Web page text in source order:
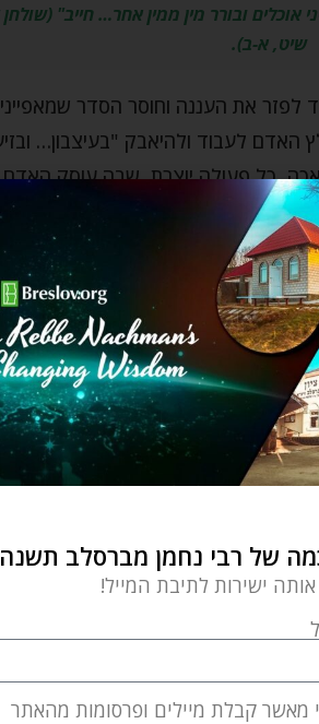
אוכלים ובורר מין ממין אחר… חייב"
שיט, א-ב).
את העננה וחוסר הסדר
האדם לעבוד ולהיאבק "בעיצבון…
כל פעולה יוצרת, שבה עוסק האדם
רע.
לכל הדורות שעתידים היו להיוולד
בו – בכל היבט מחיינו. באשר לאדם
הארץ, עבורנו המשמעות היא
של רבי נחמן מברסלב
ישירות לתיבת המייל!
מאשר קבלת מיילים ופרסומות מהאתר